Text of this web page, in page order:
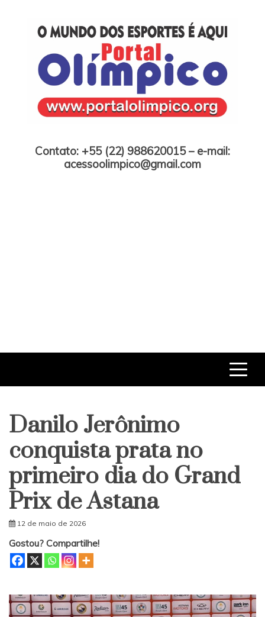
Contato: +55 (22) 988620015 – e-mail:
acessoolimpico@gmail.com
Danilo Jerônimo
conquista prata no
primeiro dia do Grand
Prix de Astana
12 de maio de 2026
Gostou? Compartilhe!